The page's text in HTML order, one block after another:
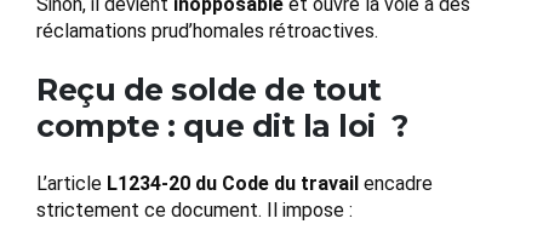
réclamations prud’homales rétroactives.
Reçu de solde de tout
compte : que dit la loi ?
L’article L1234-20 du Code du travail encadre
strictement ce document. Il impose :